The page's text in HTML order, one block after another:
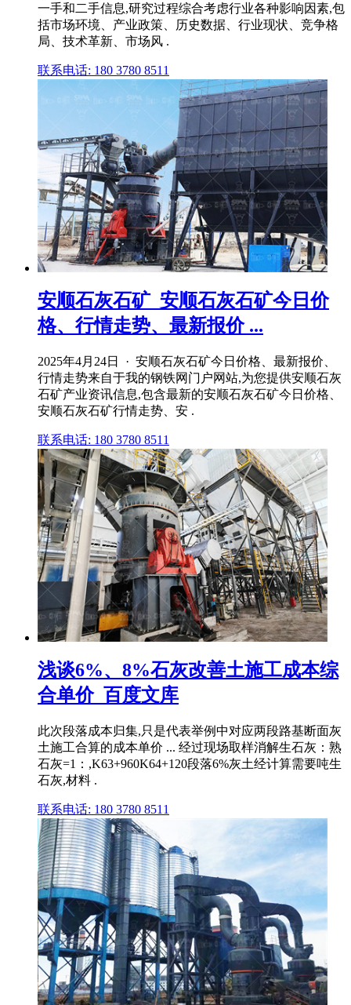
一手和二手信息,研究过程综合考虑行业各种影响因素,包
括市场环境、产业政策、历史数据、行业现状、竞争格
局、技术革新、市场风 .
联系电话: 180 3780 8511
安顺石灰石矿_安顺石灰石矿今日价
格、行情走势、最新报价 ...
2025年4月24日 · 安顺石灰石矿今日价格、最新报价、
行情走势来自于我的钢铁网门户网站,为您提供安顺石灰
石矿产业资讯信息,包含最新的安顺石灰石矿今日价格、
安顺石灰石矿行情走势、安 .
联系电话: 180 3780 8511
浅谈6%、8%石灰改善土施工成本综
合单价_百度文库
此次段落成本归集,只是代表举例中对应两段路基断面灰
土施工合算的成本单价 ... 经过现场取样消解生石灰：熟
石灰=1：,K63+960K64+120段落6%灰土经计算需要吨生
石灰,材料 .
联系电话: 180 3780 8511